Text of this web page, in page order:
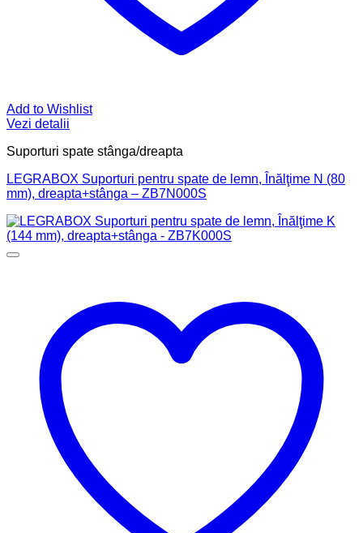
Add to Wishlist
Vezi detalii
Suporturi spate stânga/dreapta
LEGRABOX Suporturi pentru spate de lemn, Înălţime N (80
mm), dreapta+stânga – ZB7N000S